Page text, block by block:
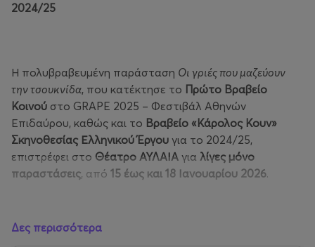
2024/25
Η πολυβραβευμένη παράσταση Οι γριές που μαζεύουν
την τσουκνίδα, που κατέκτησε το Πρώτο Βραβείο
Κοινού στο GRAPE 2025 – Φεστιβάλ Αθηνών
Επιδαύρου, καθώς και το Βραβείο «Κάρολος Κουν»
Σκηνοθεσίας Ελληνικού Έργου για το 2024/25,
επιστρέφει στο Θέατρο ΑΥΛΑΙΑ για λίγες μόνο
παραστάσεις, από 15 έως και 18 Ιανουαρίου 2026.
Μετά από συνεχόμενα sold out και μια εντυπωσιακή
Δες περισσότερα